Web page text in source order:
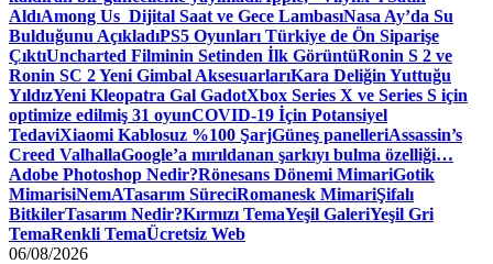
AldıAmong Us Dijital Saat ve Gece LambasıNasa Ay’da Su
Bulduğunu AçıkladıPS5 Oyunları Türkiye de Ön Siparişe
ÇıktıUncharted Filminin Setinden İlk GörüntüRonin S 2 ve
Ronin SC 2 Yeni Gimbal AksesuarlarıKara Deliğin Yuttuğu
YıldızYeni Kleopatra Gal GadotXbox Series X ve Series S için
optimize edilmiş 31 oyunCOVID-19 İçin Potansiyel
TedaviXiaomi Kablosuz %100 ŞarjGüneş panelleriAssassin’s
Creed ValhallaGoogle’a mırıldanan şarkıyı bulma özelliği…
Adobe Photoshop Nedir?Rönesans Dönemi MimariGotik
MimarisiNemATasarım SüreciRomanesk MimariŞifalı
BitkilerTasarım Nedir?Kırmızı TemaYeşil GaleriYeşil Gri
TemaRenkli TemaÜcretsiz Web
06/08/2026